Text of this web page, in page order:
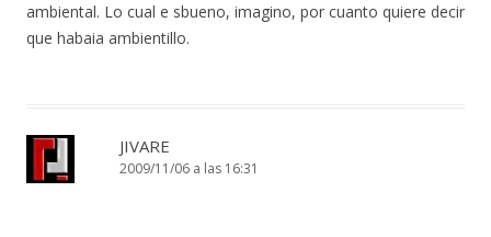
ambiental. Lo cual e sbueno, imagino, por cuanto quiere decir
que habaia ambientillo.
JIVARE
2009/11/06 a las 16:31